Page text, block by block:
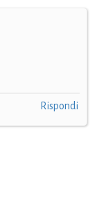
Rispondi